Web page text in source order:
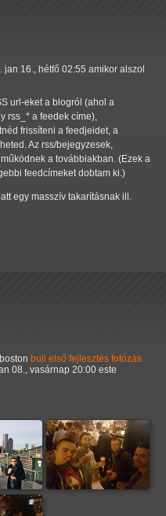
jan 16., hétfő 02:55 amikor alszol
url-eket a blogról (ahol a
rss_* a feedek címe),
frissíteni a feedjeidet, a
Az rss/bejegyzesek,
a továbbiakban. (Ezek a
feedcímeket dobtam ki.)
egy masszív takarításnak ill.
boston buli első fejlesztés fotózás
08., vasárnap 20:00 este